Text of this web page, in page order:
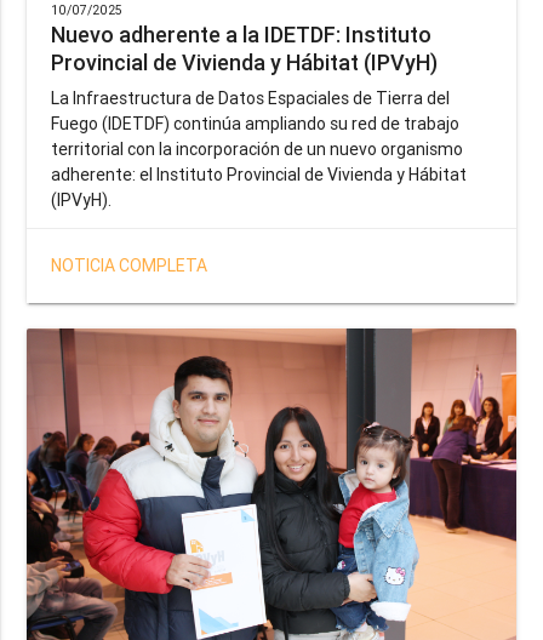
10/07/2025
Nuevo adherente a la IDETDF: Instituto
Provincial de Vivienda y Hábitat (IPVyH)
La Infraestructura de Datos Espaciales de Tierra del
Fuego (IDETDF) continúa ampliando su red de trabajo
territorial con la incorporación de un nuevo organismo
adherente: el Instituto Provincial de Vivienda y Hábitat
(IPVyH).
NOTICIA COMPLETA